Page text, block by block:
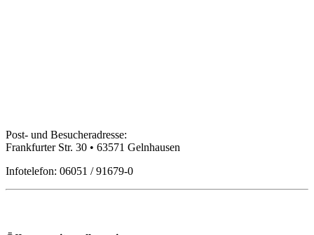
Post- und Besucheradresse:
Frankfurter Str. 30 • 63571 Gelnhausen
Infotelefon: 06051 / 91679-0